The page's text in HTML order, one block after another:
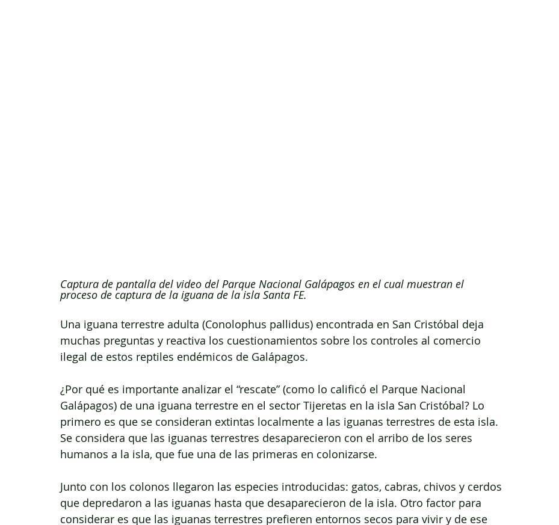
Captura de pantalla del video del Parque Nacional Galápagos en el cual muestran el
proceso de captura de la iguana de la isla Santa FE.
Una iguana terrestre adulta (Conolophus pallidus) encontrada en San Cristóbal deja
muchas preguntas y reactiva los cuestionamientos sobre los controles al comercio
ilegal de estos reptiles endémicos de Galápagos.
¿Por qué es importante analizar el “rescate” (como lo calificó el Parque Nacional
Galápagos) de una iguana terrestre en el sector Tijeretas en la isla San Cristóbal? Lo
primero es que se consideran extintas localmente a las iguanas terrestres de esta isla.
Se considera que las iguanas terrestres desaparecieron con el arribo de los seres
humanos a la isla, que fue una de las primeras en colonizarse.
Junto con los colonos llegaron las especies introducidas: gatos, cabras, chivos y cerdos
que depredaron a las iguanas hasta que desaparecieron de la isla. Otro factor para
considerar es que las iguanas terrestres prefieren entornos secos para vivir y de ese